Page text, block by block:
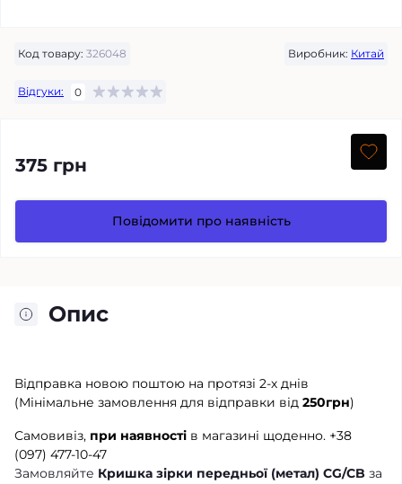
Код товару: 326048 Виробник: Китай
Відгуки: 0
375 грн
Повідомити про наявність
Опис
Відправка новою поштою на протязі 2-х днів
(Мінімальне замовлення для відправки від 250грн)
Самовивіз, при наявності в магазині щоденно. +38
(097) 477-10-47
Замовляйте Кришка зірки передньої (метал) CG/CB за